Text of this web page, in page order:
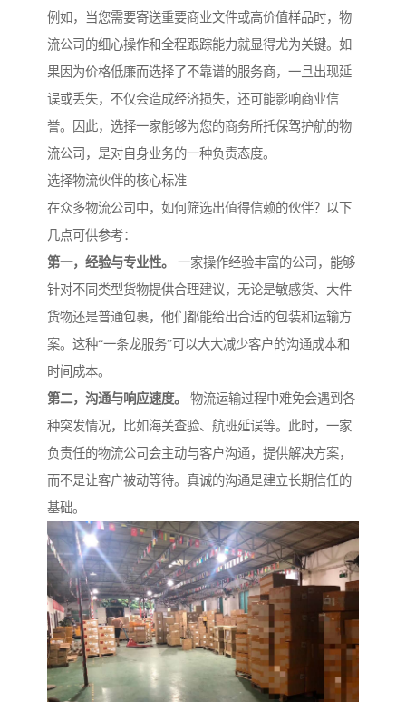
例如，当您需要寄送重要商业文件或高价值样品时，物
流公司的细心操作和全程跟踪能力就显得尤为关键。如
果因为价格低廉而选择了不靠谱的服务商，一旦出现延
误或丢失，不仅会造成经济损失，还可能影响商业信
誉。因此，选择一家能够为您的商务所托保驾护航的物
流公司，是对自身业务的一种负责态度。
选择物流伙伴的核心标准
在众多物流公司中，如何筛选出值得信赖的伙伴？以下
几点可供参考：
第一，经验与专业性。
一家操作经验丰富的公司，能够
针对不同类型货物提供合理建议，无论是敏感货、大件
货物还是普通包裹，他们都能给出合适的包装和运输方
案。这种“一条龙服务”可以大大减少客户的沟通成本和
时间成本。
第二，沟通与响应速度。
物流运输过程中难免会遇到各
种突发情况，比如海关查验、航班延误等。此时，一家
负责任的物流公司会主动与客户沟通，提供解决方案，
而不是让客户被动等待。真诚的沟通是建立长期信任的
基础。